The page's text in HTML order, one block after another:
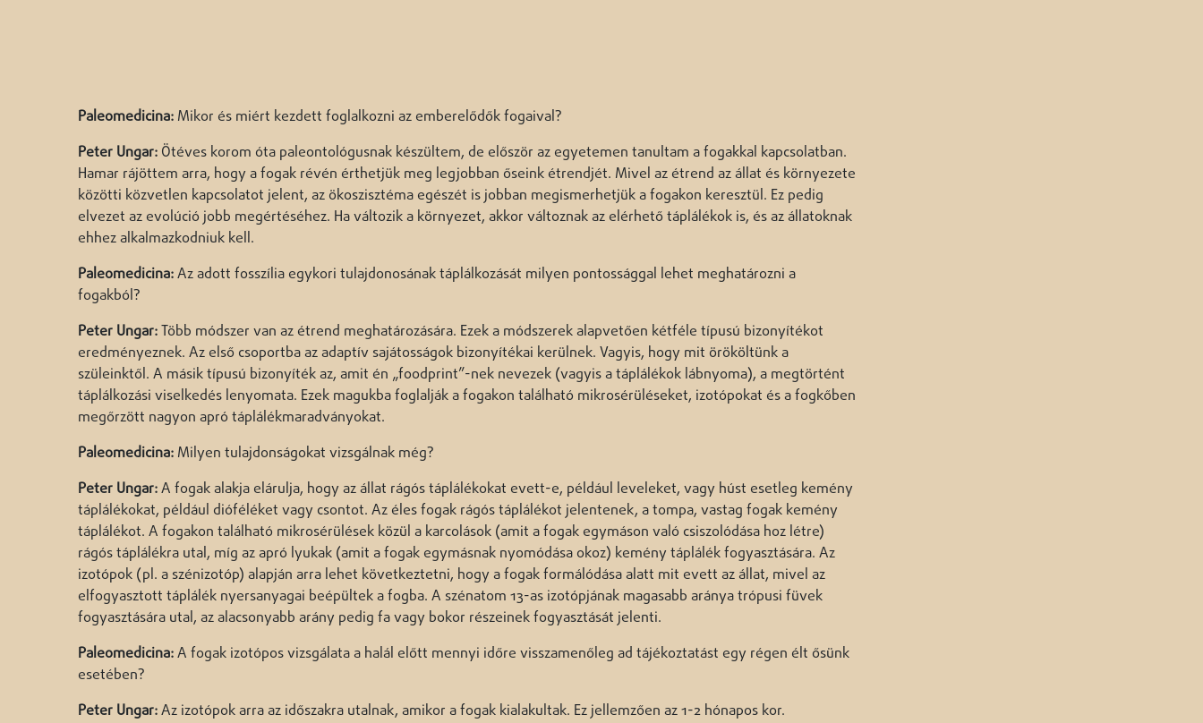
Paleomedicina: Mikor és miért kezdett foglalkozni az emberelődők fogaival?
Peter Ungar: Ötéves korom óta paleontológusnak készültem, de először az egyetemen tanultam a fogakkal kapcsolatban.
Hamar rájöttem arra, hogy a fogak révén érthetjük meg legjobban őseink étrendjét. Mivel az étrend az állat és környezete
közötti közvetlen kapcsolatot jelent, az ökoszisztéma egészét is jobban megismerhetjük a fogakon keresztül. Ez pedig
elvezet az evolúció jobb megértéséhez. Ha változik a környezet, akkor változnak az elérhető táplálékok is, és az állatoknak
ehhez alkalmazkodniuk kell.
Paleomedicina:Az adott fosszília egykori tulajdonosának táplálkozását milyen pontossággal lehet meghatározni a
fogakból?
Peter Ungar:Több módszer van az étrend meghatározására. Ezek a módszerek alapvetően kétféle típusú bizonyítékot
eredményeznek. Az első csoportba az adaptív sajátosságok bizonyítékai kerülnek. Vagyis, hogy mit örököltünk a
szüleinktől. A másik típusú bizonyíték az, amit én „foodprint”-nek nevezek (vagyis a táplálékok lábnyoma), a megtörtént
táplálkozási viselkedés lenyomata. Ezek magukba foglalják a fogakon található mikrosérüléseket, izotópokat és a fogkőben
megőrzött nagyon apró táplálékmaradványokat.
Paleomedicina: Milyen tulajdonságokat vizsgálnak még?
Peter Ungar:A fogak alakja elárulja, hogy az állat rágós táplálékokat evett-e, például leveleket, vagy húst esetleg kemény
táplálékokat, például dióféléket vagy csontot. Az éles fogak rágós táplálékot jelentenek, a tompa, vastag fogak kemény
táplálékot. A fogakon található mikrosérülések közül a karcolások (amit a fogak egymáson való csiszolódása hoz létre)
rágós táplálékra utal, míg az apró lyukak (amit a fogak egymásnak nyomódása okoz) kemény táplálék fogyasztására. Az
izotópok (pl. a szénizotóp) alapján arra lehet következtetni, hogy a fogak formálódása alatt mit evett az állat, mivel az
elfogyasztott táplálék nyersanyagai beépültek a fogba. A szénatom 13-as izotópjának magasabb aránya trópusi füvek
fogyasztására utal, az alacsonyabb arány pedig fa vagy bokor részeinek fogyasztását jelenti.
Paleomedicina:A fogak izotópos vizsgálata a halál előtt mennyi időre visszamenőleg ad tájékoztatást egy régen élt ősünk
esetében?
Peter Ungar:Az izotópok arra az időszakra utalnak, amikor a fogak kialakultak. Ez jellemzően az 1-2 hónapos kor.